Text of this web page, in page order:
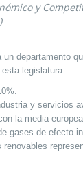
y
un departamento
esta legislatura:
y servicios
la media europea
gases de efecto
renovables